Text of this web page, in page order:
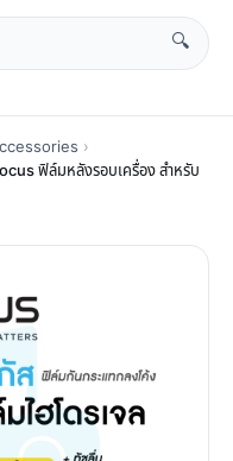
🔍
›
ฟิล์มหลังรอบเครื่อง สำหรับ